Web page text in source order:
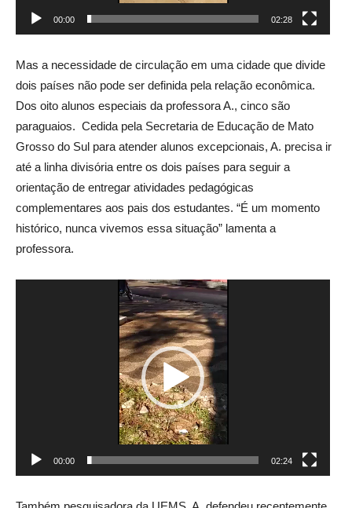
00:00 02:28
Mas a necessidade de circulação em uma cidade que divide
dois países não pode ser definida pela relação econômica.
Dos oito alunos especiais da professora A., cinco são
paraguaios. Cedida pela Secretaria de Educação de Mato
Grosso do Sul para atender alunos excepcionais, A. precisa ir
até a linha divisória entre os dois países para seguir a
orientação de entregar atividades pedagógicas
complementares aos pais dos estudantes. “É um momento
histórico, nunca vivemos essa situação” lamenta a
professora.
00:00 02:24